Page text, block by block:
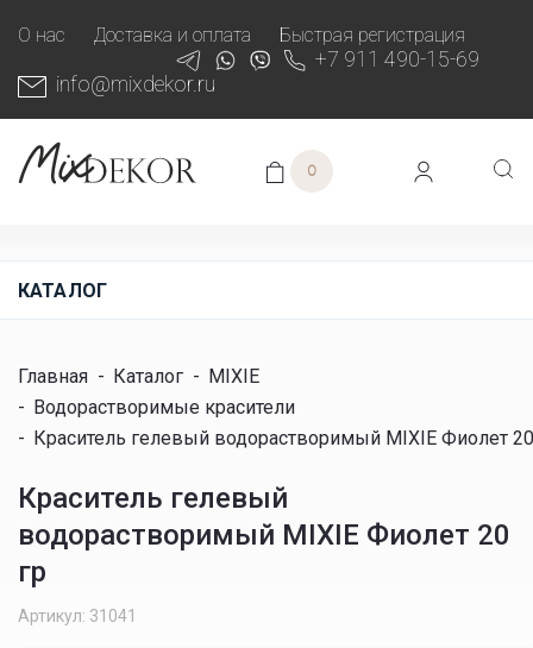
О нас Доставка и оплата Быстрая регистрация
+7 911 490-15-69
info@mixdekor.ru
0
КАТАЛОГ
Главная - Каталог - MIXIE
- Водорастворимые красители
- Краситель гелевый водорастворимый MIXIE Фиолет
Краситель гелевый
водорастворимый MIXIE Фиолет 20
гр
Артикул: 31041